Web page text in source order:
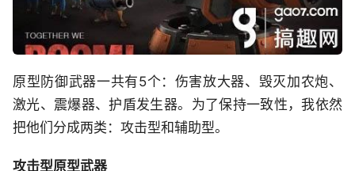
原型防御武器一共有5个：伤害放大器、毁灭加农炮、
激光、震爆器、护盾发生器。为了保持一致性，我依然
把他们分成两类：攻击型和辅助型。
攻击型原型武器